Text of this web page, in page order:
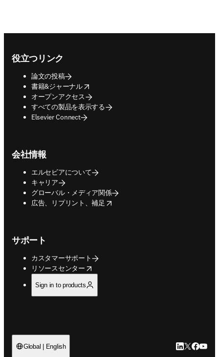
役立つリンク
論文の投稿
書籍&ジャーナル
opens in new tab/window
オープンアクセス
すべての製品を表示する
Elsevier Connect
会社情報
エルセビアについて
キャリア
グローバル・メディア関係
広告、リプリント、補足
opens in new tab/window
サポート
カスタマーサポート
リソースセンター
opens in new tab/window
Sign in to products
Global | English LinkedIn 新
Twitter 新